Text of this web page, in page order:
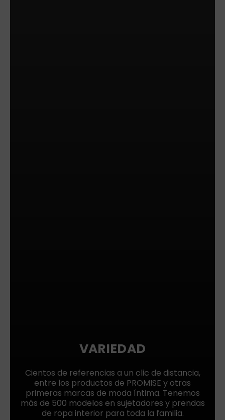
VARIEDAD
Cientos de referencias a un clic de distancia,
entre los productos de PROMISE y otras
primeras marcas de moda íntima. Tenemos
más de 500 modelos en sujetadores y prendas
de ropa interior para toda la familia.